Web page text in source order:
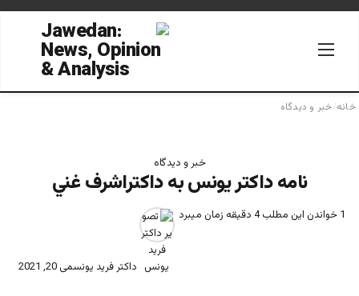
خانه/خبر و دیدگاه
خبر و دیدگاه
نامه داکتر یونس به داکتراشرف غني
داکتر فرید یونسمی 20, 2021
1 خواندن این مطلب 4 دقیقه زمان میبرد